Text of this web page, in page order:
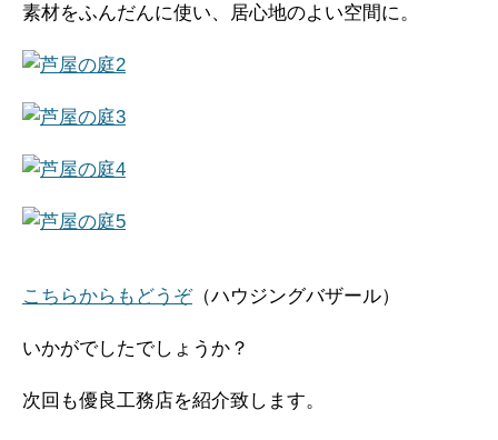
素材をふんだんに使い、居心地のよい空間に。
こちらからもどうぞ（ハウジングバザール）
いかがでしたでしょうか？
次回も優良工務店を紹介致します。